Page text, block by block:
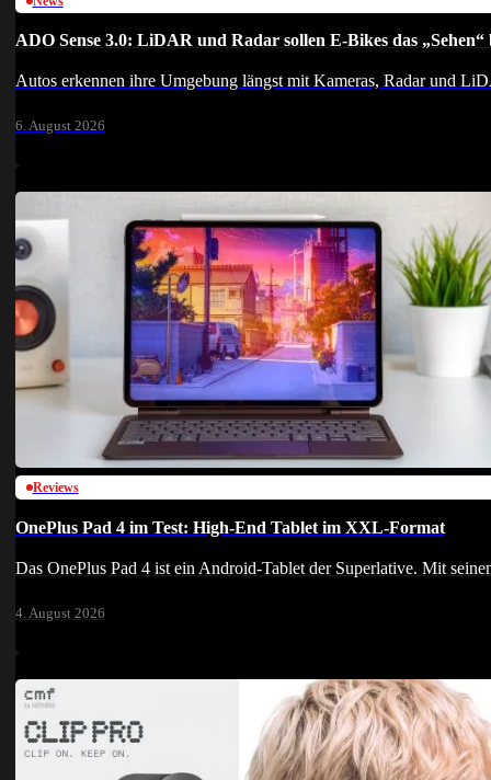
ADO Sense 3.0: LiDAR und Radar sollen E-Bikes das „Sehen“
Autos erkennen ihre Umgebung längst mit Kameras, Radar und
6. August 2026
Reviews
OnePlus Pad 4 im Test: High-End Tablet im XXL-Format
Das OnePlus Pad 4 ist ein Android-Tablet der Superlative. Mit
4. August 2026